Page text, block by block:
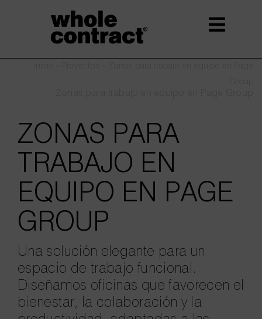
ZONAS PARA
TRABAJO EN
EQUIPO EN PAGE
GROUP
Una solución elegante para un
espacio de trabajo funcional.
Diseñamos oficinas que favorecen el
bienestar, la colaboración y la